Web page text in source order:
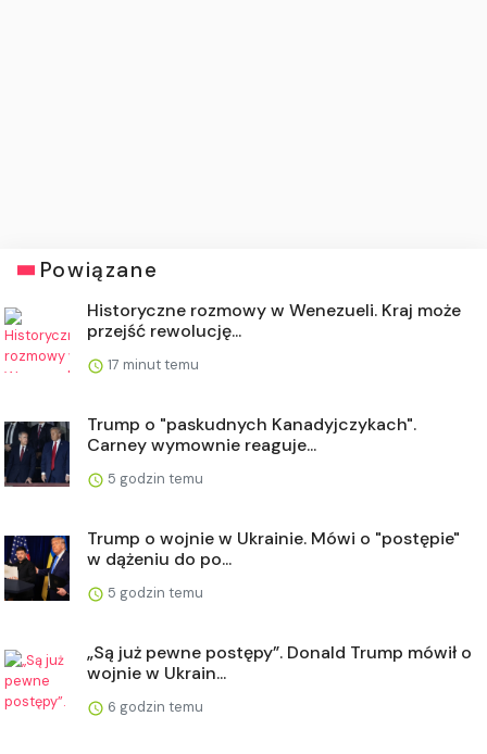
Powiązane
Historyczne rozmowy w Wenezueli. Kraj może
przejść rewolucję...
17 minut temu
Trump o "paskudnych Kanadyjczykach".
Carney wymownie reaguje...
5 godzin temu
Trump o wojnie w Ukrainie. Mówi o "postępie"
w dążeniu do po...
5 godzin temu
„Są już pewne postępy”. Donald Trump mówił o
wojnie w Ukrain...
6 godzin temu